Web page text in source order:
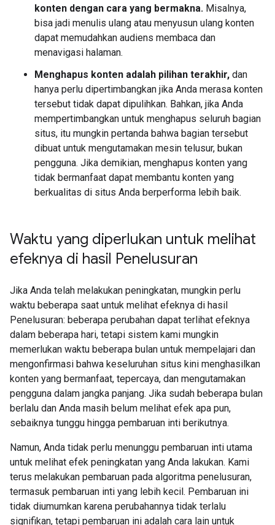
konten dengan cara yang bermakna. Misalnya,
bisa jadi menulis ulang atau menyusun ulang konten
dapat memudahkan audiens membaca dan
menavigasi halaman.
Menghapus konten adalah pilihan terakhir, dan
hanya perlu dipertimbangkan jika Anda merasa konten
tersebut tidak dapat dipulihkan. Bahkan, jika Anda
mempertimbangkan untuk menghapus seluruh bagian
situs, itu mungkin pertanda bahwa bagian tersebut
dibuat untuk mengutamakan mesin telusur, bukan
pengguna. Jika demikian, menghapus konten yang
tidak bermanfaat dapat membantu konten yang
berkualitas di situs Anda berperforma lebih baik.
Waktu yang diperlukan untuk melihat
efeknya di hasil Penelusuran
Jika Anda telah melakukan peningkatan, mungkin perlu
waktu beberapa saat untuk melihat efeknya di hasil
Penelusuran: beberapa perubahan dapat terlihat efeknya
dalam beberapa hari, tetapi sistem kami mungkin
memerlukan waktu beberapa bulan untuk mempelajari dan
mengonfirmasi bahwa keseluruhan situs kini menghasilkan
konten yang bermanfaat, tepercaya, dan mengutamakan
pengguna dalam jangka panjang. Jika sudah beberapa bulan
berlalu dan Anda masih belum melihat efek apa pun,
sebaiknya tunggu hingga pembaruan inti berikutnya.
Namun, Anda tidak perlu menunggu pembaruan inti utama
untuk melihat efek peningkatan yang Anda lakukan. Kami
terus melakukan pembaruan pada algoritma penelusuran,
termasuk pembaruan inti yang lebih kecil. Pembaruan ini
tidak diumumkan karena perubahannya tidak terlalu
signifikan, tetapi pembaruan ini adalah cara lain untuk